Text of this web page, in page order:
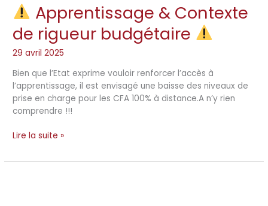
Apprentissage & Contexte
de rigueur budgétaire
29 avril 2025
Bien que l’Etat exprime vouloir renforcer l’accès à
l’apprentissage, il est envisagé une baisse des niveaux de
prise en charge pour les CFA 100% à distance.A n’y rien
comprendre !!!
Apprentissage
&
Contexte
de
rigueur
budgétaire
Lire la suite »